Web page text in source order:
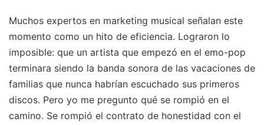
Muchos expertos en marketing musical señalan este
momento como un hito de eficiencia. Lograron lo
imposible: que un artista que empezó en el emo-pop
terminara siendo la banda sonora de las vacaciones de
familias que nunca habrían escuchado sus primeros
discos. Pero yo me pregunto qué se rompió en el
camino. Se rompió el contrato de honestidad con el